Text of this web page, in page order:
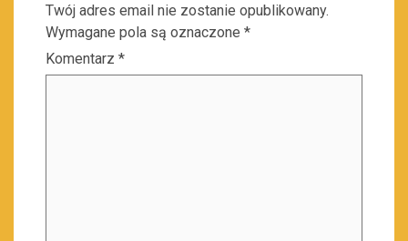
Twój adres email nie zostanie opublikowany.
Wymagane pola są oznaczone *
Komentarz *